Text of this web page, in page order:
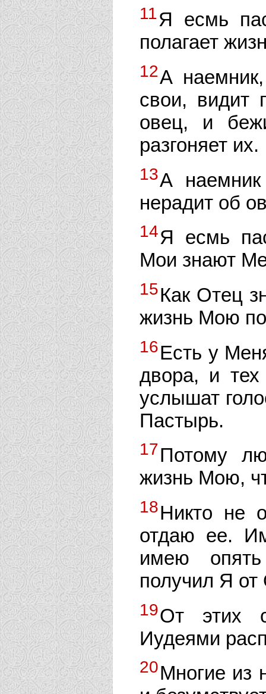
11Я есмь
полагает
12А
свои, видит
овец, и
разгоняет их.
13А
нерадит об
14Я есмь
Мои знают
15Как Отец
жизнь Мою
16Есть у
двора, и
услышат
Пастырь.
17Потому
жизнь Мою,
18Никто не
отдаю ее.
имею
получил Я
19От этих
Иудеями
20Многие из